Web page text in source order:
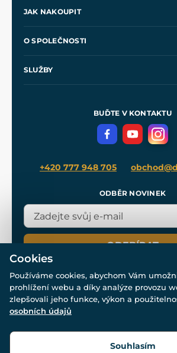
JAK NAKOUPIT
Velkoobchod
O SPOLEČNOSTI
SLUŽBY
Meče pro Kingdom Come
BUĎTE V KONTAKTU
+420 777 948 705
ODBĚR NOVINEK
ODEBÍRAT
© Všechna práva vyhrazena.
Cookies
Používáme cookies, abychom Vám
prohlížení webu a díky analýze provozu
zlepšovali jeho funkce, výkon a
osobních údajů
Souhlasím